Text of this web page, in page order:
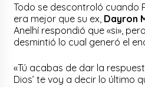
Todo se descontroló cuando
era mejor que su ex, Dayron
Anelhí respondió que «si»,
desmintió lo cual generó el
«Tú acabas de dar la
Dios’ te voy a decir lo último